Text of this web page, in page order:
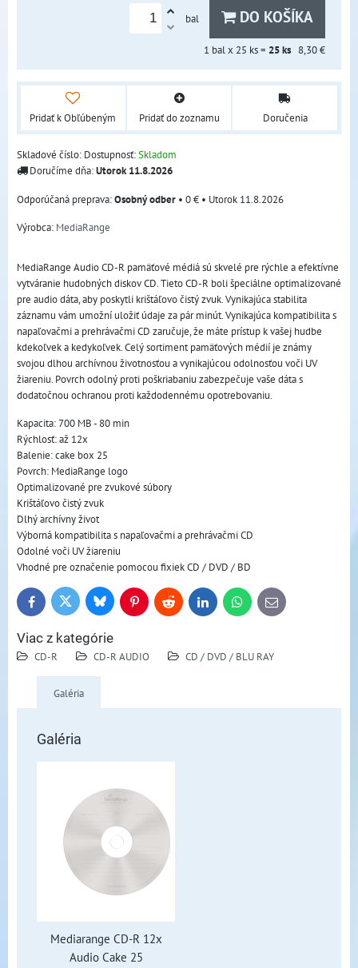
bal DO KOŠÍKA
1 bal x 25 ks = 25ks 8,30 €
Pridať k Obľúbeným Pridať do zoznamu Doručenia
Skladové číslo: Dostupnosť:Skladom
Doručíme dňa:Utorok11.8.2026
Osobný odber • 0 € • Utorok 11.8.2026
Výrobca: MediaRange
MediaRange Audio CD-R pamäťové médiá sú skvelé pre rýchle a efektívne
vytváranie hudobných diskov CD. Tieto CD-R boli špeciálne optimalizované
pre audio dáta, aby poskytli krištáľovo čistý zvuk. Vynikajúca stabilita
záznamu vám umožní uložiť údaje za pár minút. Vynikajúca kompatibilita s
napaľovačmi a prehrávačmi CD zaručuje, že máte prístup k vašej hudbe
kdekoľvek a kedykoľvek. Celý sortiment pamäťových médií je známy
svojou dlhou archívnou životnosťou a vynikajúcou odolnosťou voči UV
žiareniu. Povrch odolný proti poškriabaniu zabezpečuje vaše dáta s
dodatočnou ochranou proti každodennému opotrebovaniu.
Kapacita: 700 MB - 80 min
Rýchlosť: až 12x
Balenie: cake box 25
Povrch: MediaRange logo
Optimalizované pre zvukové súbory
Krištáľovo čistý zvuk
Dlhý archívny život
Výborná kompatibilita s napaľovačmi a prehrávačmi CD
Odolné voči UV žiareniu
Vhodné pre označenie pomocou fixiek CD / DVD / BD
FacebookTwitter BlueskyPinterestReddit LinkedInWhatsApp
E-
mail
Viac z kategórie
CD-R CD-R AUDIO CD / DVD / BLU RAY
Galéria
Galéria
Mediarange CD-R 12x
Audio Cake 25